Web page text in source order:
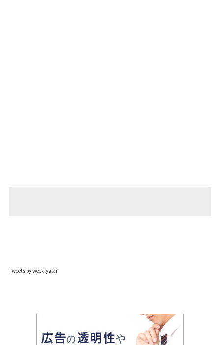
Tweets by weeklyascii